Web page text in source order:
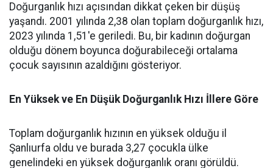
Doğurganlık hızı açısından dikkat çeken bir düşüş
yaşandı. 2001 yılında 2,38 olan toplam doğurganlık hızı,
2023 yılında 1,51'e geriledi. Bu, bir kadının doğurgan
olduğu dönem boyunca doğurabileceği ortalama
çocuk sayısının azaldığını gösteriyor.
En Yüksek ve En Düşük Doğurganlık Hızı İllere Göre
Toplam doğurganlık hızının en yüksek olduğu il
Şanlıurfa oldu ve burada 3,27 çocukla ülke
genelindeki en yüksek doğurganlık oranı görüldü.